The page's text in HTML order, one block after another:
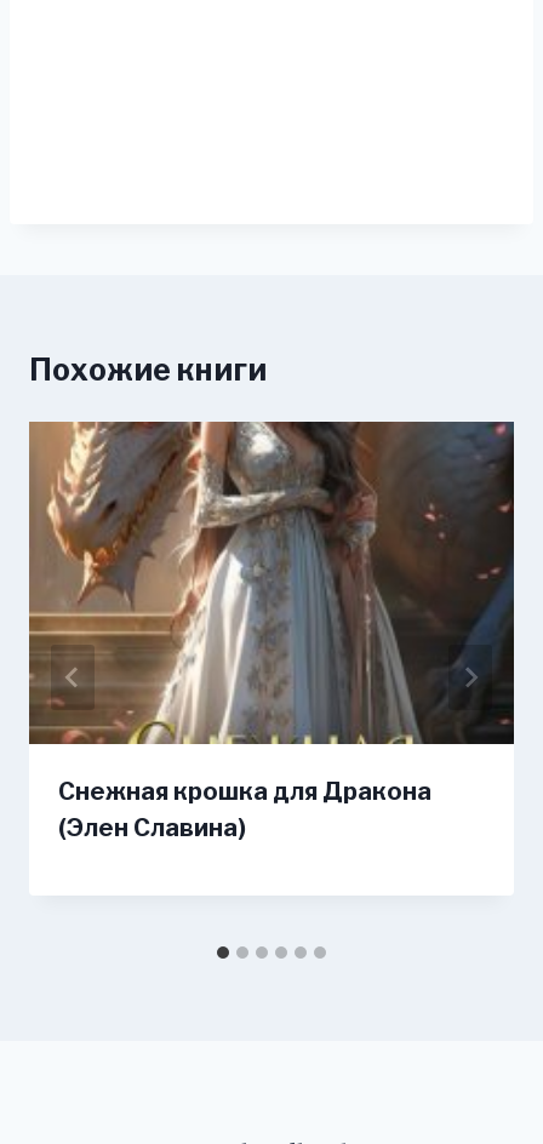
Похожие книги
Снежная крошка для Дракона
(Элен Славина)